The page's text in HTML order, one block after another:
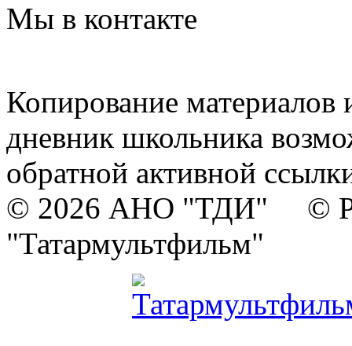
Мы в контакте
Копирование материалов
дневник школьника
обратной активной
© 2026 АНО "ТДИ" ©
"Татармультфильм"